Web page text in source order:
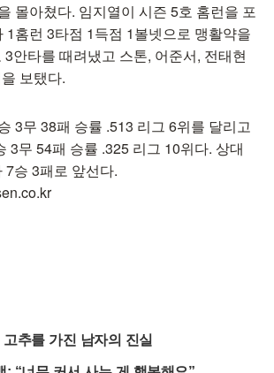
몰아쳤다. 임지열이 시즌 5호 홈런을 포
1홈런 3타점 1득점 1볼넷으로 맹활약을
안타를 때려냈고 스톤, 어준서, 전태현
보탰다.
3무 38패 승률 .513 리그 6위를 달리고
3무 54패 승률 .325 리그 10위다. 상대
승 3패로 앞선다.